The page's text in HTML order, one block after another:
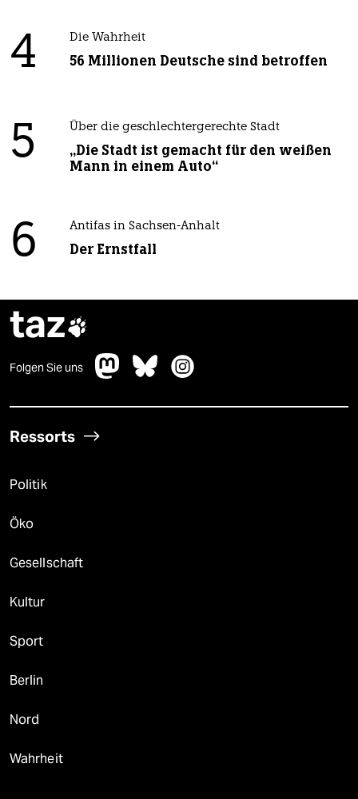
4 Die Wahrheit
56 Millionen Deutsche sind betroffen
5 Über die geschlechtergerechte Stadt
„Die Stadt ist gemacht für den weißen
Mann in einem Auto“
6 Antifas in Sachsen-Anhalt
Der Ernstfall
taz
Folgen Sie uns
Ressorts
Politik
Öko
Gesellschaft
Kultur
Sport
Berlin
Nord
Wahrheit